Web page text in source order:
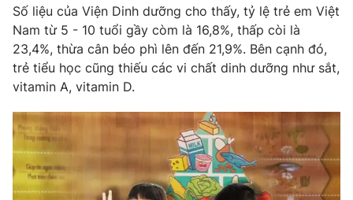
Khán giả
Giải sao mai
Âm nhạc
Sao
Du lịch
Làm đẹp
Chất lượng cuộc sống
Giáo dục
Tuyển sinh
Công nghệ
Hitech Công nghệ tương lai
Sản phẩm
Thị trường
Giao lưu trực tuyến
Lịch phát sóng
Số liệu của Viện Dinh dưỡng cho thấy, tỷ lệ trẻ em Việt
Nam từ 5 - 10 tuổi gầy còm là 16,8%, thấp còi là
23,4%, thừa cân béo phì lên đến 21,9%. Bên cạnh đó,
trẻ tiểu học cũng thiếu các vi chất dinh dưỡng như sắt,
vitamin A, vitamin D.